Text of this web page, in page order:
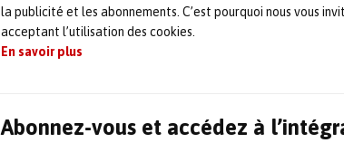
la publicité et les abonnements. C’est pourquoi nous vous
acceptant l’utilisation des cookies.
En savoir plus
Abonnez-vous et accédez à